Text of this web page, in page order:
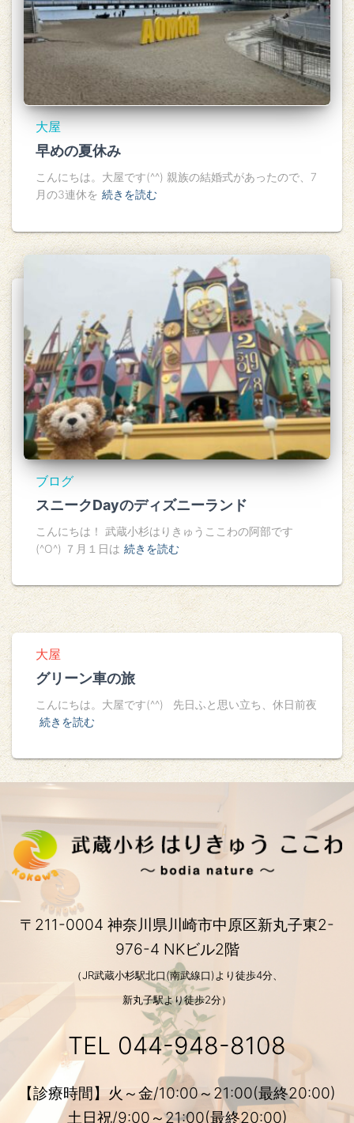
大屋
早めの夏休み
こんにちは。大屋です(^^) 親族の結婚式があったので、7
月の3連休を 続きを読む
ブログ
スニークDayのディズニーランド
こんにちは！ 武蔵小杉はりきゅうここわの阿部です
(^O^) ７月１日は 続きを読む
大屋
グリーン車の旅
こんにちは。大屋です(^^) 先日ふと思い立ち、休日前夜
続きを読む
〒211-0004 神奈川県川崎市中原区新丸子東2-
976-4 NKビル2階
（JR武蔵小杉駅北口(南武線口)より徒歩4分、
新丸子駅より徒歩2分）
TEL 044-948-8108
【診療時間】火～金/10:00～21:00(最終20:00)
土日祝/9:00～21:00(最終20:00)